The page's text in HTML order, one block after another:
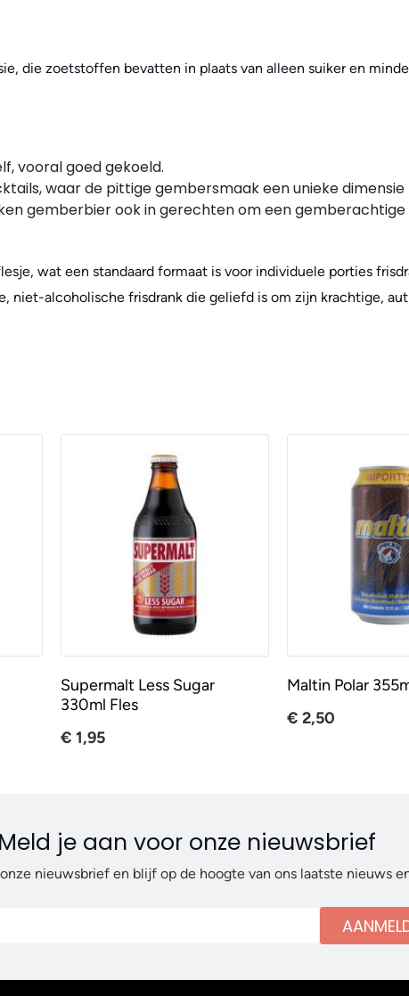
die zoetstoffen bevatten in plaats van alleen suiker en
vooral goed gekoeld.
waar de pittige gembersmaak een unieke
gemberbier ook in gerechten om een
wat een standaard formaat is voor individuele porties
niet-alcoholische frisdrank die geliefd is om zijn krachtige,
Supermalt Less Sugar
330ml Fles
€ 1,95
Maltin Polar
€ 2,50
Meld je aan voor onze nieuwsbrief
nieuwsbrief en blijf op de hoogte van ons laatste nieuws